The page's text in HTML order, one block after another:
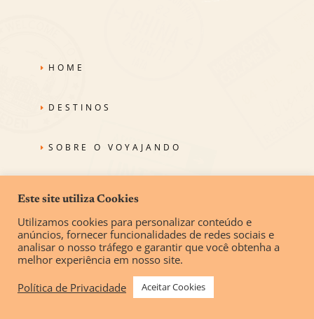
HOME
DESTINOS
SOBRE O VOYAJANDO
Este site utiliza Cookies
Utilizamos cookies para personalizar conteúdo e
anúncios, fornecer funcionalidades de redes sociais e
analisar o nosso tráfego e garantir que você obtenha a
melhor experiência em nosso site.
Política de Privacidade
Aceitar Cookies